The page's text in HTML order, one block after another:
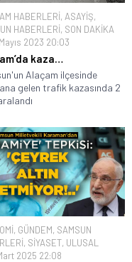
HABERLERİ, ASAYİŞ,
HABERLERİ, SON DAKİKA
2023 20:03
kaza…
Alaçam ilçesinde
gelen trafik kazasında 2
, GÜNDEM, SAMSUN
, SİYASET, ULUSAL
2025 22:08